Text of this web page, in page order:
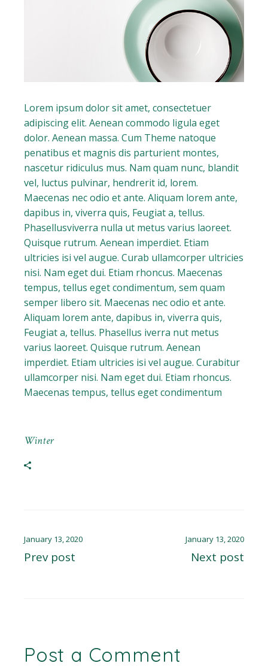
Lorem ipsum dolor sit amet, consectetuer
adipiscing elit. Aenean commodo ligula eget
dolor. Aenean massa. Cum Theme natoque
penatibus et magnis dis parturient montes,
nascetur ridiculus mus. Nam quam nunc, blandit
vel, luctus pulvinar, hendrerit id, lorem.
Maecenas nec odio et ante. Aliquam lorem ante,
dapibus in, viverra quis, Feugiat a, tellus.
Phasellusviverra nulla ut metus varius laoreet.
Quisque rutrum. Aenean imperdiet. Etiam
ultricies isi vel augue. Curab ullamcorper ultricies
nisi. Nam eget dui. Etiam rhoncus. Maecenas
tempus, tellus eget condimentum, sem quam
semper libero sit. Maecenas nec odio et ante.
Aliquam lorem ante, dapibus in, viverra quis,
Feugiat a, tellus. Phasellus iverra nut metus
varius laoreet. Quisque rutrum. Aenean
imperdiet. Etiam ultricies isi vel augue. Curabitur
ullamcorper nisi. Nam eget dui. Etiam rhoncus.
Maecenas tempus, tellus eget condimentum
Winter
January 13, 2020
Prev post
January 13, 2020
Next post
Post a Comment